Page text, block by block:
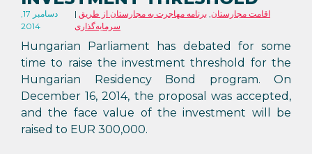
دسامبر 17,
2014
اقامت مجارستان,برنامه مهاجرت به مجارستان از طریق
سرمایه‌گذاری
Hungarian Parliament has debated for some
time to raise the investment threshold for the
Hungarian Residency Bond program. On
December 16, 2014, the proposal was accepted,
and the face value of the investment will be
raised to EUR 300,000.